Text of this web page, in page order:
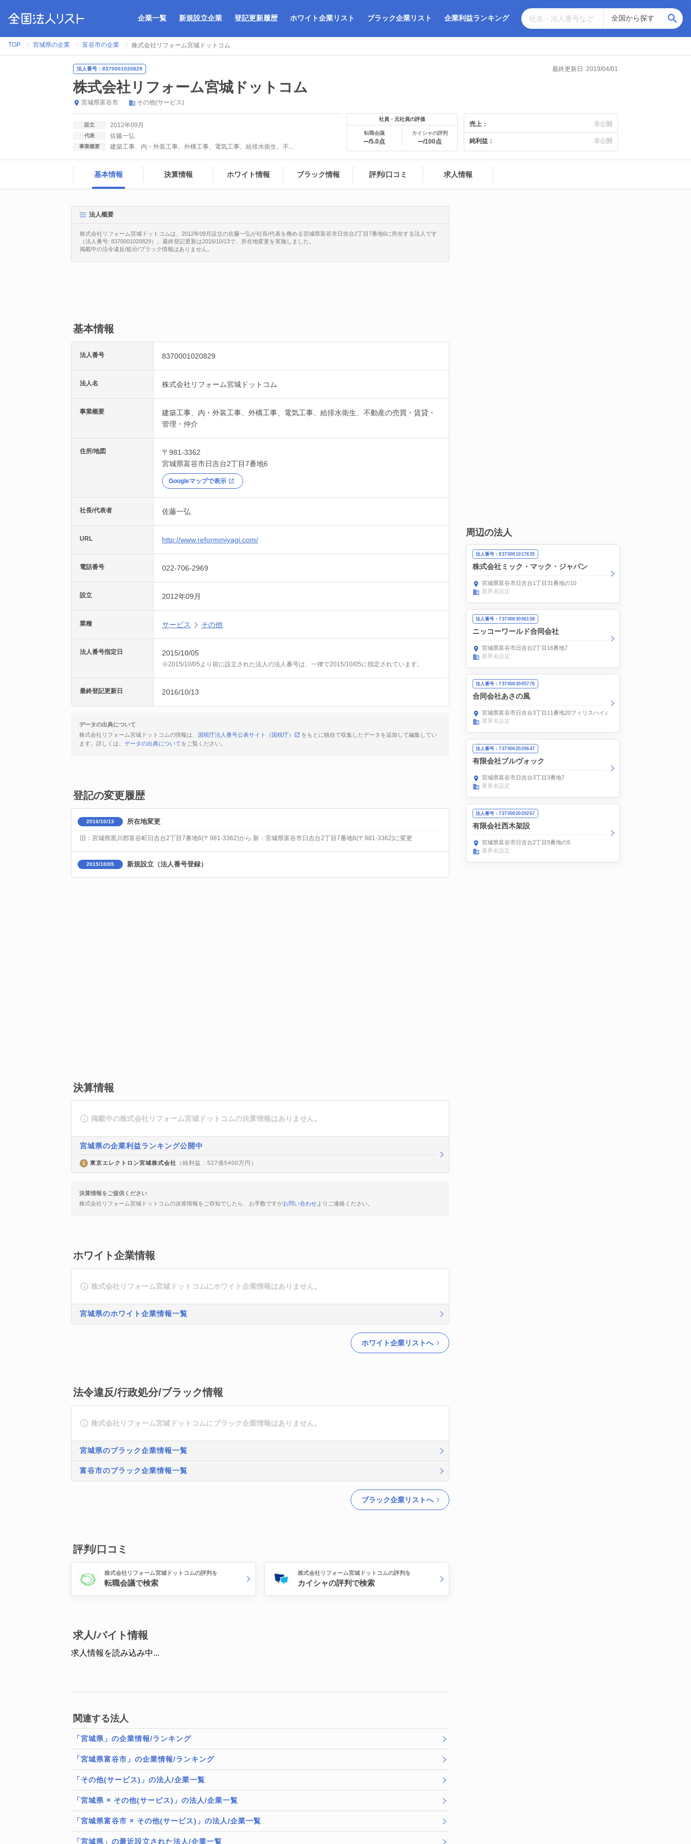
企業一覧 新規設立企業 登記更新履歴 ホワイト企業リスト ブラック企業リスト 企業利益ランキング
TOP 宮城県の企業 富谷市の企業 株式会社リフォーム宮城ドットコム
法人番号：8370001020829 最終更新日: 2019/04/01
株式会社リフォーム宮城ドットコム
宮城県富谷市 その他(サービス)
設立 2012年09月
代表 佐藤一弘
事業概要 建築工事、内・外装工事、外構工事、電気工事、給排水衛生、不...
社員・元社員の評価
転職会議
--/5.0点
カイシャの評判
--/100点
売上： 非公開
純利益： 非公開
基本情報 決算情報 ホワイト情報 ブラック情報 評判/口コミ 求人情報
法人概要
株式会社リフォーム宮城ドットコムは、2012年09月設立の佐藤一弘が社長/代表を務める宮城県富谷市日吉台2丁目7番地6に所在する法人です
（法人番号: 8370001020829）。最終登記更新は2016/10/13で、所在地変更を実施しました。
掲載中の法令違反/処分/ブラック情報はありません。
基本情報
法人番号 8370001020829
法人名 株式会社リフォーム宮城ドットコム
事業概要
建築工事、内・外装工事、外構工事、電気工事、給排水衛生、不動産の売買・賃貸・
管理・仲介
住所/地図
〒981-3362
宮城県富谷市日吉台2丁目7番地6
Googleマップで表示
社長/代表者 佐藤一弘
URL http://www.reformmiyagi.com/
電話番号 022-706-2969
設立 2012年09月
業種 サービス その他
法人番号指定日 2015/10/05
※2015/10/05より前に設立された法人の法人番号は、一律で2015/10/05に指定されています。
最終登記更新日 2016/10/13
データの出典について
株式会社リフォーム宮城ドットコムの情報は、
国税庁法人番号公表サイト（国税庁）
をもとに独自で収集したデータを追加して編集してい
ます。詳しくは、 データの出典についてをご覧ください。
登記の変更履歴
2016/10/13 所在地変更
旧：宮城県黒川郡富谷町日吉台2丁目7番地6(〒981-3362)から 新：宮城県富谷市日吉台2丁目7番地6(〒981-3362)に変更
2015/10/05 新規設立（法人番号登録）
決算情報
掲載中の株式会社リフォーム宮城ドットコムの決算情報はありません。
宮城県の企業利益ランキング公開中
1 東京エレクトロン宮城株式会社 （純利益 : 527億5400万円）
決算情報をご提供ください
株式会社リフォーム宮城ドットコムの決算情報をご存知でしたら、お手数ですがお問い合わせよりご連絡ください。
ホワイト企業情報
株式会社リフォーム宮城ドットコムにホワイト企業情報はありません。
宮城県のホワイト企業情報一覧
ホワイト企業リストへ
法令違反/行政処分/ブラック情報
株式会社リフォーム宮城ドットコムにブラック企業情報はありません。
宮城県のブラック企業情報一覧
富谷市のブラック企業情報一覧
ブラック企業リストへ
評判/口コミ
株式会社リフォーム宮城ドットコムの評判を
転職会議で検索
株式会社リフォーム宮城ドットコムの評判を
カイシャの評判で検索
求人/バイト情報
求人情報を読み込み中...
関連する法人
「宮城県」の企業情報/ランキング
「宮城県富谷市」の企業情報/ランキング
「その他(サービス)」の法人/企業一覧
「宮城県 × その他(サービス)」の法人/企業一覧
「宮城県富谷市 × その他(サービス)」の法人/企業一覧
「宮城県」の最近設立された法人/企業一覧
周辺の法人
法人番号：8370001017635
株式会社ミック・マック・ジャパン
宮城県富谷市日吉台1丁目31番地の10
業界未設定
法人番号：7370003006158
ニッコーワールド合同会社
宮城県富谷市日吉台2丁目16番地7
業界未設定
法人番号：7370003005770
合同会社あさの風
宮城県富谷市日吉台3丁目11番地20フィリスハイム大富201
業界未設定
法人番号：7370002020647
有限会社ブルヴォック
宮城県富谷市日吉台3丁目3番地7
業界未設定
法人番号：7370002020267
有限会社西木架設
宮城県富谷市日吉台2丁目5番地の5
業界未設定